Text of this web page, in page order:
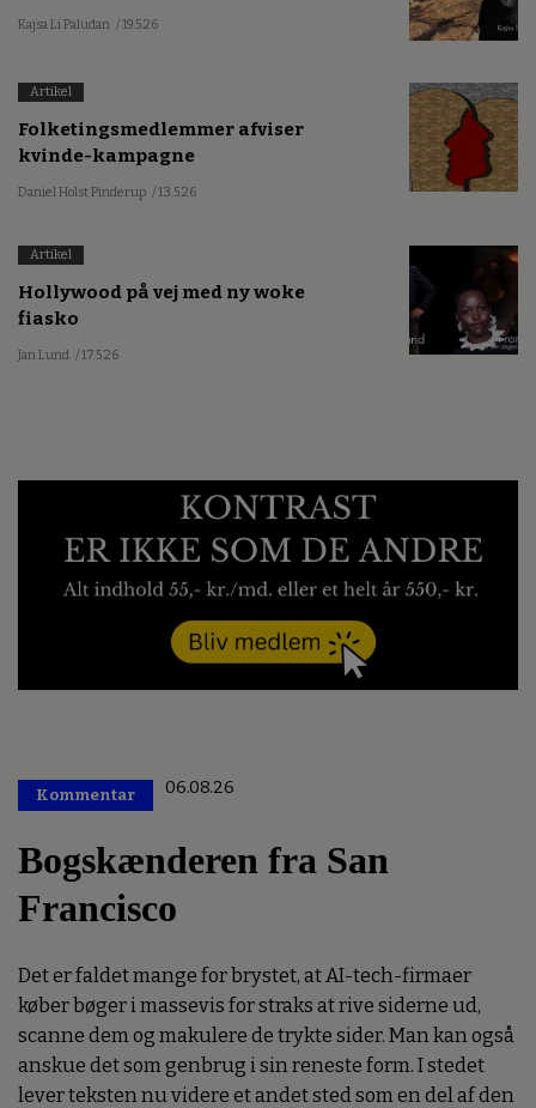
Kajsa Li Paludan / 19.5.26
Artikel
Folketingsmedlemmer afviser
kvinde-kampagne
Daniel Holst Pinderup / 13.5.26
Artikel
Hollywood på vej med ny woke
fiasko
Jan Lund / 17.5.26
Kommentar 06.08.26
Bogskænderen fra San
Francisco
Det er faldet mange for brystet, at AI-tech-firmaer
køber bøger i massevis for straks at rive siderne ud,
scanne dem og makulere de trykte sider. Man kan også
anskue det som genbrug i sin reneste form. I stedet
lever teksten nu videre et andet sted som en del af den